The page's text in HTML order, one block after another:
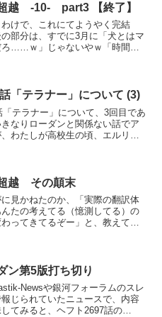
越 -10- part3 【終了】
わけで、これにてようやく完結
の部分は、すでに3月に「犬とはマ
ろ……ｗ」じゃないやｗ「時間超
アップし）てから直...
「テラナー」について (3)
「テラナー」について、3回目であ
なりローダンと関係ない話でア
わたしが高校生の頃、エルリッ
ム〉。現在最終...
越 その顛末
見かねたのか、「実際の翻訳体
たの考えてる（憶測してる）の
わってきてるぞー」と、教えてく
いが、ご教示には...
ン第5版打ち切り
Newsや銀河フォーラムのスレ
報じられていたニュースで、内容
てみると、ヘフト2697話の